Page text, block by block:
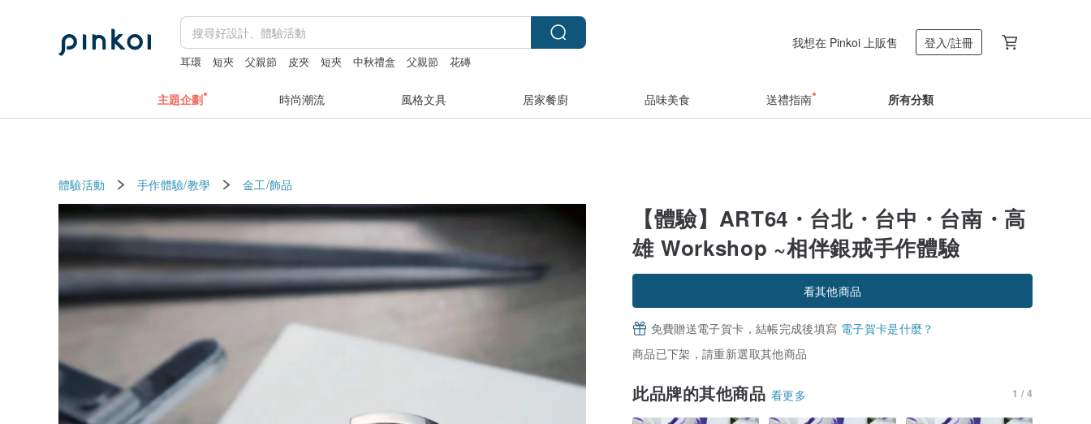
耳環 短夾 父親節 皮夾 短夾 中秋禮盒 父親節 花磚
我想在 Pinkoi 上販售 登入/註冊
主題企劃 時尚潮流 風格文具 居家餐廚 品味美食 送禮指南 所有分類
體驗活動 手作體驗/教學 金工/飾品
【體驗】ART64・台北・台中・台南・高
雄 Workshop ~相伴銀戒手作體驗
看其他商品
免費贈送電子賀卡，結帳完成後填寫 電子賀卡是什麼？
商品已下架，請重新選取其他商品
此品牌的其他商品 看更多 1 / 4